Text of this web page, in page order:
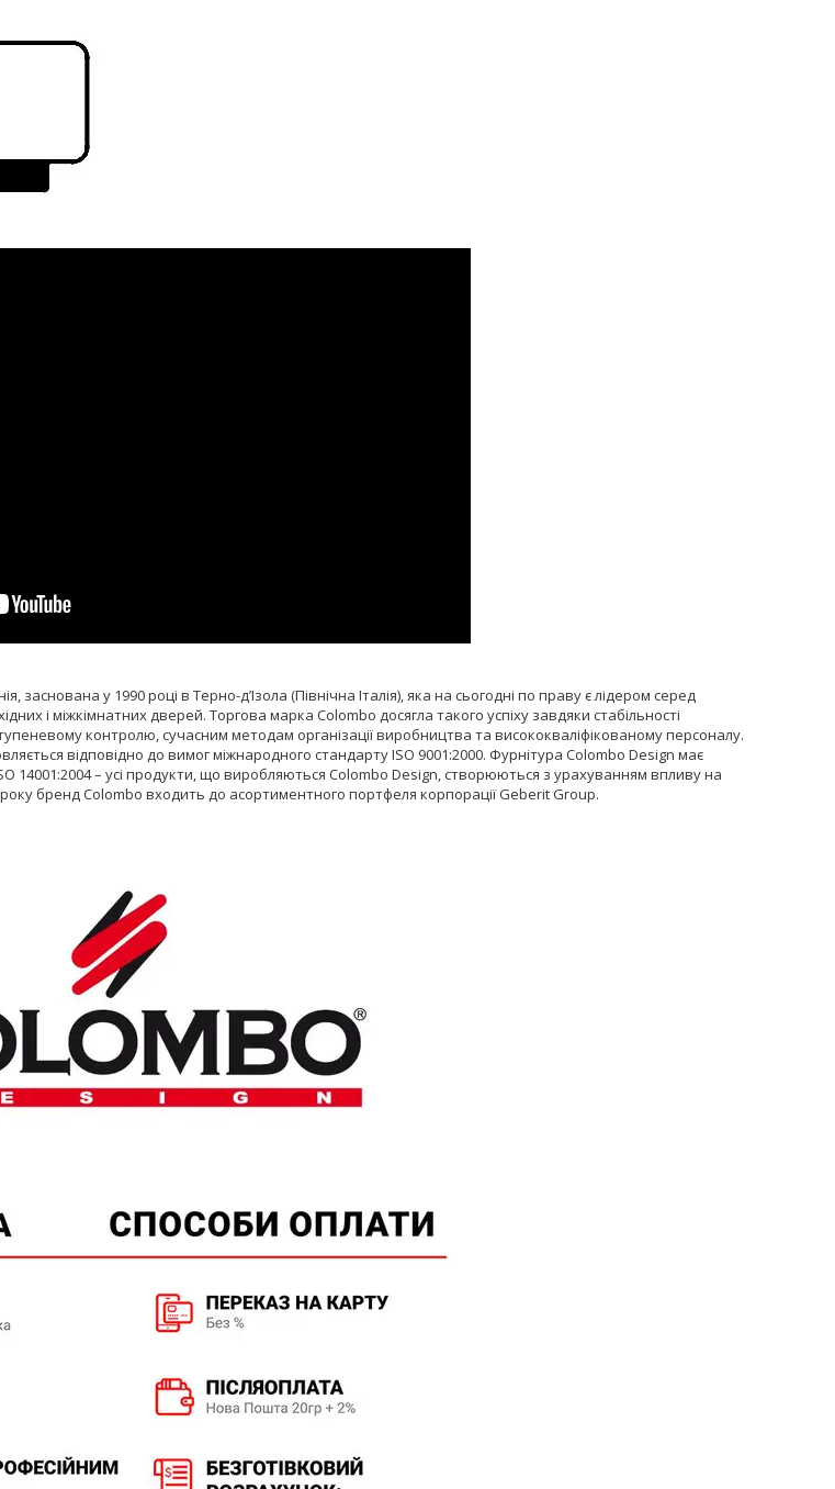
заснована у 1990 році в Терно-д’Ізола (Північна Італія), яка на сьогодні по праву є лідером серед
і міжкімнатних дверей. Торгова марка Colombo досягла такого успіху завдяки стабільності
контролю, сучасним методам організації виробництва та висококваліфікованому персоналу.
відповідно до вимог міжнародного стандарту ISO 9001:2000. Фурнітура Colombo Design має
14001:2004 – усі продукти, що виробляються Colombo Design, створюються з урахуванням впливу на
бренд Colombo входить до асортиментного портфеля корпорації Geberit Group.